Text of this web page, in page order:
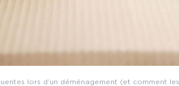
lors d’un déménagement (et comment